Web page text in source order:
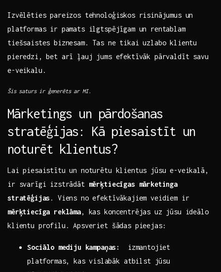
Izvēlēties ‌pareizos tehnoloģiskos ‍risinājumus un
platformas ir pamats ilgtspējīgam un rentablam
tiešsaistes biznesam. Tas ne tikai uzlabo klientu
pieredzi, bet arī ļauj jums efektīvāk pārvaldīt savu
e-veikalu.
Šis saturs ir ģenerēts ar MI.
Mārketings un pārdošanas
stratēģijas: Kā piesaistīt un
‍noturēt klientus?
Lai piesaistītu un‍ noturētu klientus jūsu e-veikalā,
ir svarīgi‌ izstrādāt mērķtiecīgas mārketinga
stratēģijas . Viens no ​efektīvākajiem veidiem ir
mērķtiecīga reklāma, kas koncentrējas uz‌ jūsu ideālo
klientu ‌profilu. ‍Apsveriet šādas pieejas:
Sociālo‍ mediju kampaņas:
‌ izmantojiet
platformas, ⁢kas vislabāk atbilst jūsu